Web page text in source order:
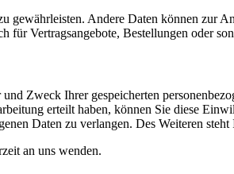
Andere Daten können zur
für Vertragsangebote, Bestellungen oder
Zweck Ihrer gespeicherten
erteilt haben, können Sie diese
Daten zu verlangen. Des Weiteren
an uns wenden.